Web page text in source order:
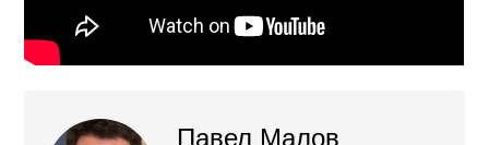
Павел Малов